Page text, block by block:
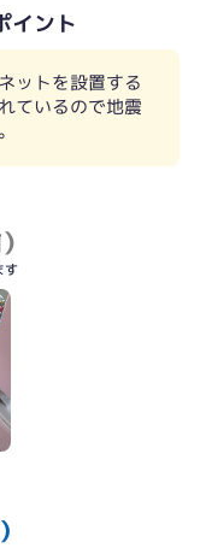
イント
ットを設置する
ているので地震
す